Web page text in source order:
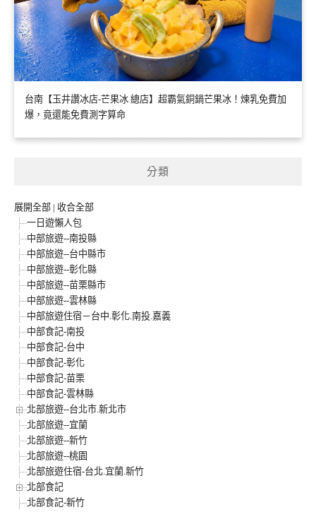
台南【玉井讚冰店-芒果冰 總店】超霸氣銅鍋芒果冰！煉乳免費加
爆，竟還能免費測字算命
分類
展開全部 | 收合全部
一日遊懶人包
中部旅遊--南投縣
中部旅遊--台中縣市
中部旅遊--彰化縣
中部旅遊--苗栗縣市
中部旅遊--雲林縣
中部旅遊住宿－台中.彰化.南投.嘉義
中部食記-南投
中部食記-台中
中部食記-彰化
中部食記-苗栗
中部食記-雲林縣
北部旅遊--台北市.新北市
北部旅遊--宜蘭
北部旅遊--新竹
北部旅遊--桃園
北部旅遊住宿-台北.宜蘭.新竹
北部食記
北部食記-新竹